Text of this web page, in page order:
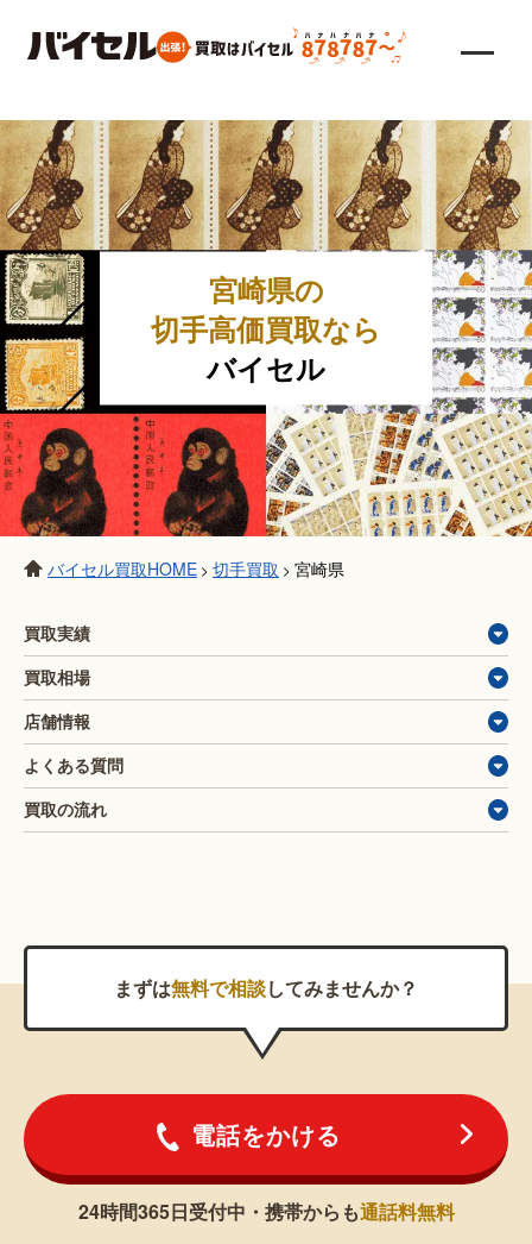
宮崎県の
切手高価買取なら
バイセル
バイセル買取HOME > 切手買取 > 宮崎県
買取実績
買取相場
店舗情報
よくある質問
買取の流れ
まずは無料で相談してみませんか？
電話をかける
24時間365日受付中・携帯からも通話料無料